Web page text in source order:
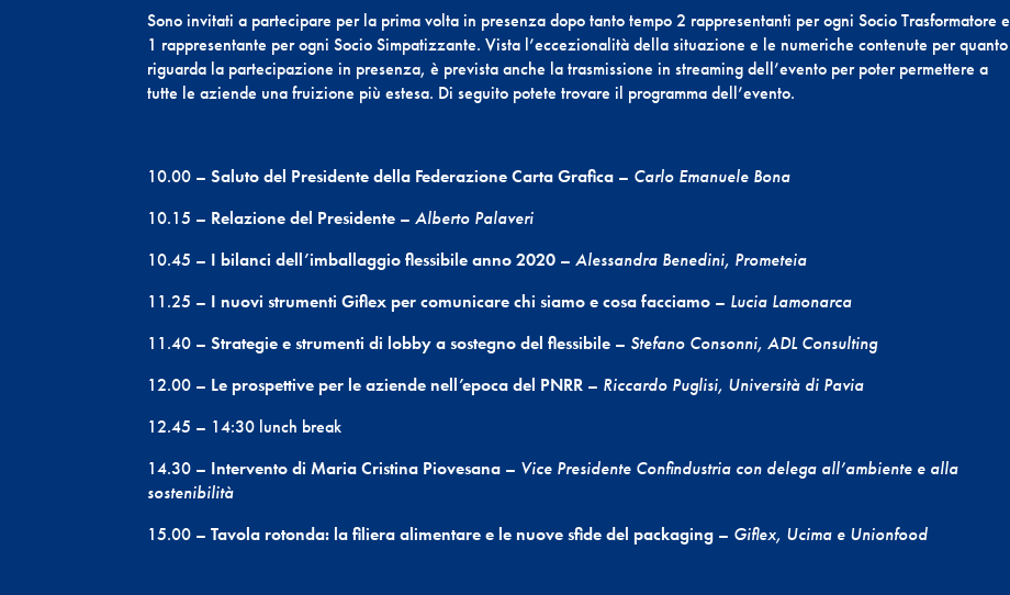
Sono invitati a partecipare per la prima volta in presenza dopo tanto tempo 2 rappresentanti per ogni Socio Trasformatore e
1 rappresentante per ogni Socio Simpatizzante. Vista l’eccezionalità della situazione e le numeriche contenute per quanto
riguarda la partecipazione in presenza, è prevista anche la trasmissione in streaming dell’evento per poter permettere a
tutte le aziende una fruizione più estesa. Di seguito potete trovare il programma dell’evento.
10.00 – Saluto del Presidente della Federazione Carta Grafica – Carlo Emanuele Bona
10.15 – Relazione del Presidente –Alberto Palaveri
10.45 – I bilanci dell’imballaggio flessibile anno 2020 –Alessandra Benedini, Prometeia
11.25 – I nuovi strumenti Giflex per comunicare chi siamo e cosa facciamo – Lucia Lamonarca
11.40 –Strategie e strumenti di lobby a sostegno del flessibile – Stefano Consonni, ADL Consulting
12.00 – Le prospettive per le aziende nell’epoca del PNRR – Riccardo Puglisi, Università di Pavia
12.45 – 14:30 lunch break
14.30 – Intervento di Maria Cristina Piovesana – Vice Presidente Confindustria con delega all’ambiente e alla
sostenibilità
15.00 –Tavola rotonda: la filiera alimentare e le nuove sfide del packaging – Giflex, Ucima e Unionfood